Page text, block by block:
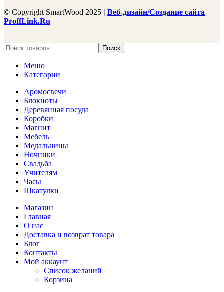
© Copyright SmartWood 2025 | Веб-дизайн/Создание сайта
ProffLink.Ru
Поиск
Меню
Категории
Аромосвечи
Блокноты
Деревянная посуда
Коробки
Магнит
Мебель
Медальницы
Ночники
Свадьба
Учителям
Часы
Шкатулки
Магазин
Главная
О нас
Доставка и возврат товара
Блог
Контакты
Мой аккаунт
Список желаний
Корзина